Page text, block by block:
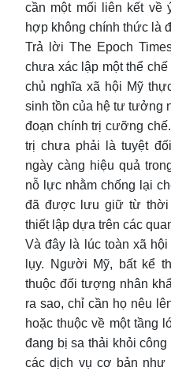
cần một mối liên kết về
hợp không chính thức là
Trả lời The Epoch
chưa xác lập một thể
chủ nghĩa xã hội Mỹ
sinh tồn của hệ tư tưởng
đoạn chính trị cưỡng
trị chưa phải là tuyệt
ngày càng hiệu quả
nỗ lực nhằm chống lại
đã được lưu giữ từ thời
thiết lập dựa trên các
Và đây là lúc toàn xã
lụy. Người Mỹ, bất kể
thuộc đối tượng nhân
ra sao, chỉ cần họ nêu
hoặc thuộc về một tầng
đang bị sa thải khỏi
các dịch vụ cơ bản như